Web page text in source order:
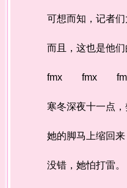
可想而知，记者们
而且，这也是他们
fmx fmx
寒冬深夜十一点，樊
她的脚马上缩回来
没错，她怕打雷。